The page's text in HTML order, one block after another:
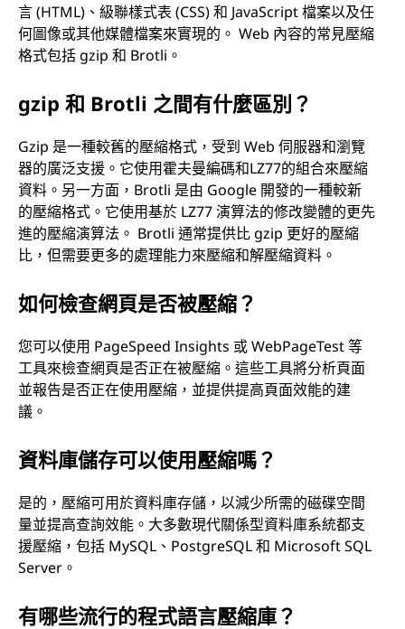
言 (HTML)、級聯樣式表 (CSS) 和 JavaScript 檔案以及任
何圖像或其他媒體檔案來實現的。 Web 內容的常見壓縮
格式包括 gzip 和 Brotli。
gzip 和 Brotli 之間有什麼區別？
Gzip 是一種較舊的壓縮格式，受到 Web 伺服器和瀏覽
器的廣泛支援。它使用霍夫曼編碼和LZ77的組合來壓縮
資料。另一方面，Brotli 是由 Google 開發的一種較新
的壓縮格式。它使用基於 LZ77 演算法的修改變體的更先
進的壓縮演算法。 Brotli 通常提供比 gzip 更好的壓縮
比，但需要更多的處理能力來壓縮和解壓縮資料。
如何檢查網頁是否被壓縮？
您可以使用 PageSpeed Insights 或 WebPageTest 等
工具來檢查網頁是否正在被壓縮。這些工具將分析頁面
並報告是否正在使用壓縮，並提供提高頁面效能的建
議。
資料庫儲存可以使用壓縮嗎？
是的，壓縮可用於資料庫存儲，以減少所需的磁碟空間
量並提高查詢效能。大多數現代關係型資料庫系統都支
援壓縮，包括 MySQL、PostgreSQL 和 Microsoft SQL
Server。
有哪些流行的程式語言壓縮庫？